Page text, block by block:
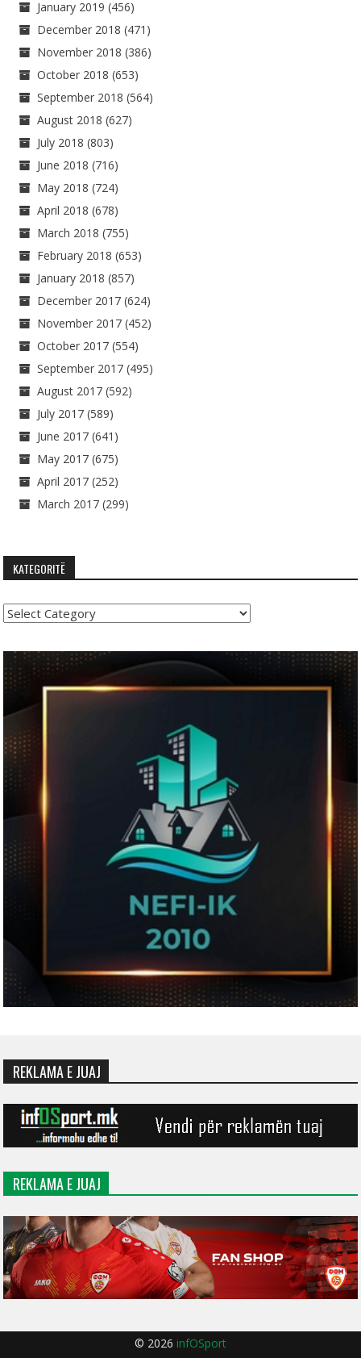
January 2019 (456)
December 2018 (471)
November 2018 (386)
October 2018 (653)
September 2018 (564)
August 2018 (627)
July 2018 (803)
June 2018 (716)
May 2018 (724)
April 2018 (678)
March 2018 (755)
February 2018 (653)
January 2018 (857)
December 2017 (624)
November 2017 (452)
October 2017 (554)
September 2017 (495)
August 2017 (592)
July 2017 (589)
June 2017 (641)
May 2017 (675)
April 2017 (252)
March 2017 (299)
KATEGORITË
Kategoritë
REKLAMA E JUAJ
REKLAMA E JUAJ
© 2026 infOSport